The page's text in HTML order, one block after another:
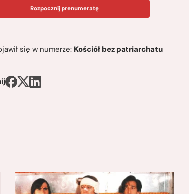
Rozpocznij prenumeratę
się w numerze: Kościół bez patriarchatu